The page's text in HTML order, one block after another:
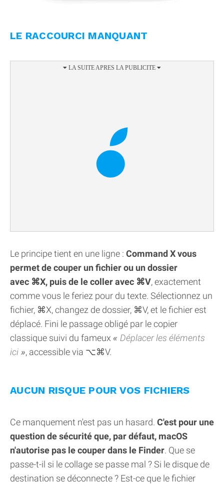
LE RACCOURCI MANQUANT
Le principe tient en une ligne : Command X vous
permet de couper un fichier ou un dossier
avec ⌘X, puis de le coller avec ⌘V, exactement
comme vous le feriez pour du texte. Sélectionnez un
fichier, ⌘X, changez de dossier, ⌘V, et le fichier est
déplacé. Fini le passage obligé par le copier
classique suivi du fameux
Déplacer les éléments
ici
, accessible via ⌥⌘V.
AUCUN RISQUE POUR VOS FICHIERS
Ce manquement n'est pas un hasard. C'est pour une
question de sécurité que, par défaut, macOS
n'autorise pas le couper dans le Finder. Que se
passe-t-il si le collage se passe mal ? Si le disque de
destination se déconnecte ? Est-ce que le fichier